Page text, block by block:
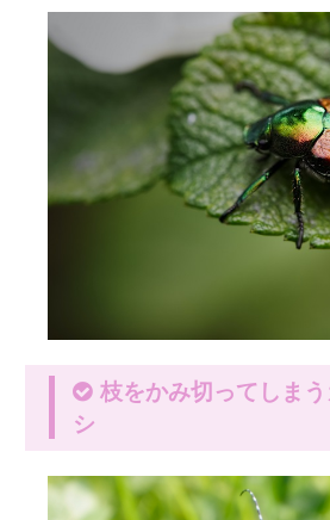
枝をかみ切ってしま
シ